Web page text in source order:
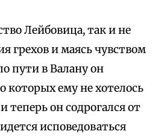
Лейбовица, так и не
грехов и маясь чувством
пути в Валану он
которых ему не хотелось
теперь он содрогался от
исповедоваться